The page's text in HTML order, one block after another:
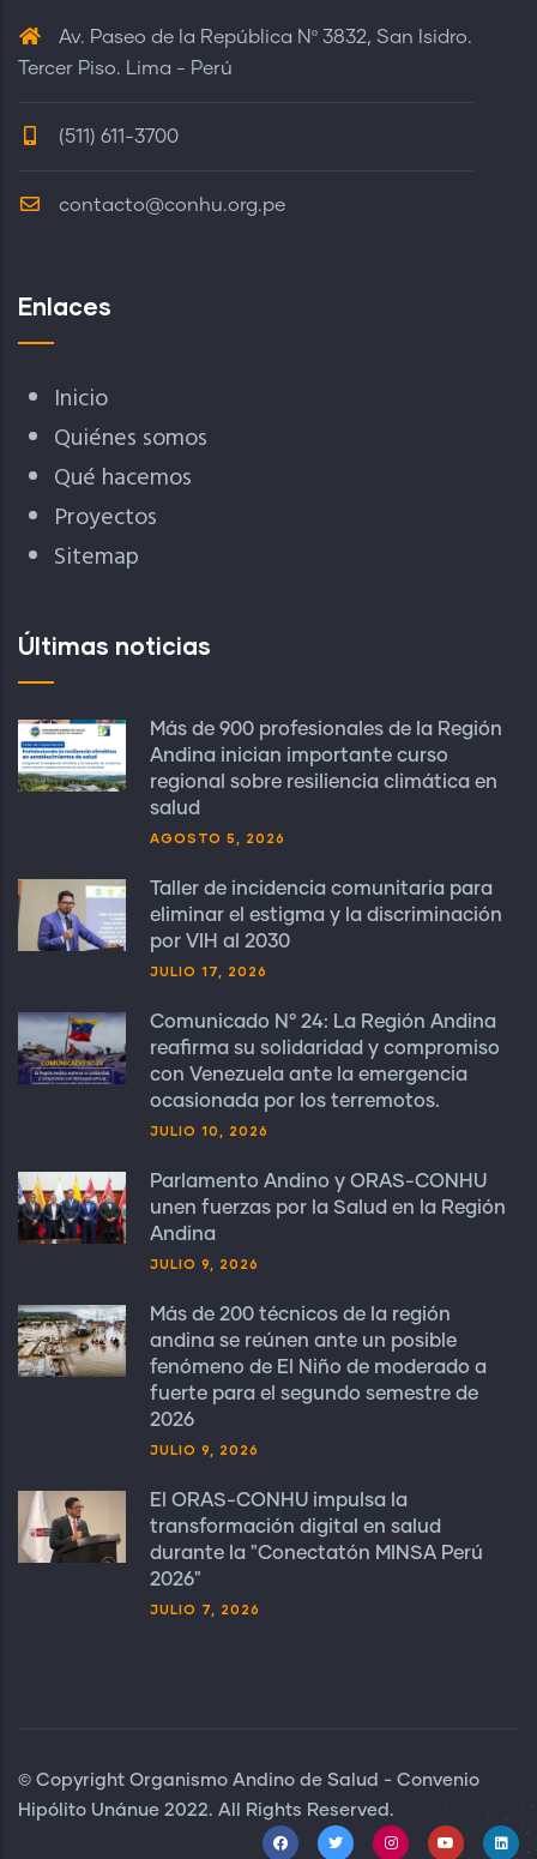
Av. Paseo de la República Nº 3832, San Isidro.
Tercer Piso. Lima - Perú
(511) 611-3700
contacto@conhu.org.pe
Enlaces
Inicio
Quiénes somos
Qué hacemos
Proyectos
Sitemap
Últimas noticias
Más de 900 profesionales de la Región
Andina inician importante curso
regional sobre resiliencia climática en
salud
AGOSTO 5, 2026
Taller de incidencia comunitaria para
eliminar el estigma y la discriminación
por VIH al 2030
JULIO 17, 2026
Comunicado N° 24: La Región Andina
reafirma su solidaridad y compromiso
con Venezuela ante la emergencia
ocasionada por los terremotos.
JULIO 10, 2026
Parlamento Andino y ORAS-CONHU
unen fuerzas por la Salud en la Región
Andina
JULIO 9, 2026
Más de 200 técnicos de la región
andina se reúnen ante un posible
fenómeno de El Niño de moderado a
fuerte para el segundo semestre de
2026
JULIO 9, 2026
El ORAS-CONHU impulsa la
transformación digital en salud
durante la "Conectatón MINSA Perú
2026"
JULIO 7, 2026
© Copyright Organismo Andino de Salud - Convenio
Hipólito Unánue 2022. All Rights Reserved.